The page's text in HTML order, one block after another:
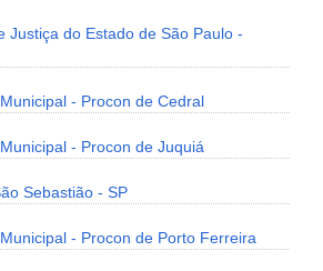
Justiça do Estado de São Paulo -
- Procon de Cedral
- Procon de Juquiá
Sebastião - SP
- Procon de Porto Ferreira